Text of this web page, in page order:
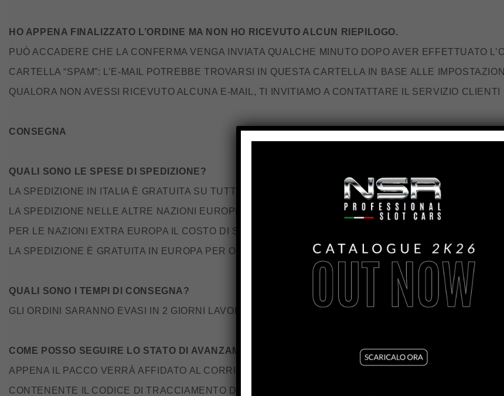
HO APPENA FINALIZZATO L’ORDINE MA NON HO RICEVUTO ALCUN RIEPILOGO.
PUÒ ACCADERE CHE LA CONFERMA VENGA INVIATA QUALCHE MINUTO DOPO AVER EFFETTUATO
CARTELLA “SPAM”: L’E-MAIL POTREBBE TROVARSI IN QUESTA CARTELLA IN BASE ALLE
QUALORA NON AVESSI RICEVUTO ALCUNA E-MAIL, TI INVITIAMO A CONTATTARE IL SERVIZIO CLIENTI
CONSEGNA
QUALI SONO LE SPESE DI SPEDIZIONE?
LA SPEDIZIONE IN ITALIA È GRATUITA SU TUTTI GLI ORDINI A PARTIRE DA € 100,00.
LA SPEDIZIONE NELLE ALTRE NAZIONI EUROPEE HA UN COSTO DI € 17,99 (IVA INCLUSA).
PER LE NAZIONI EXTRA EUROPA IL COSTO DI SPEDIZIONE È DI € 30,00 (IVA INCLUSA).
LA SPEDIZIONE È GRATUITA IN EUROPA PER ORDINI A PARTIRE DA € 100,00.
QUALI SONO I TEMPI DI CONSEGNA?
GLI ORDINI SARANNO EVASI IN 2 GIORNI LAVORATIVI.
COME POSSO SEGUIRE LO STATO DI AVANZAMENTO DEL MIO ORDINE?
APPENA IL PACCO VERRÀ AFFIDATO AL CORRIERE INCARICATO DEL SERVIZIO DI CONSEGNA,
CONTENENTE IL CODICE DI TRACCIAMENTO DELLA STESSA.